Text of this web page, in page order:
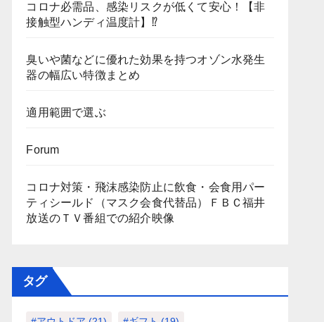
コロナ必需品、感染リスクが低くて安心！【非
接触型ハンディ温度計】⁉
臭いや菌などに優れた効果を持つオゾン水発生
器の幅広い特徴まとめ
適用範囲で選ぶ
Forum
コロナ対策・飛沫感染防止に飲食・会食用パー
ティシールド（マスク会食代替品）ＦＢＣ福井
放送のＴＶ番組での紹介映像
タグ